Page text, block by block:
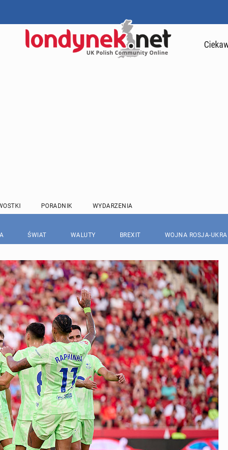
PORADNIK WYDARZENIA
ŚWIAT WALUTY BREXIT WOJNA ROSJA-